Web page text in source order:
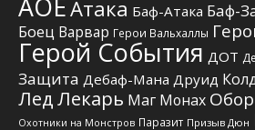
АОЕАтака Баф-Атака Баф-
Боец Варвар Герои Вальхаллы
Герой События ДОТ
Защита Дебаф-Мана Друид
ЛедЛекарь Маг Монах
Охотники на Монстров Паразит Призыв Дюн